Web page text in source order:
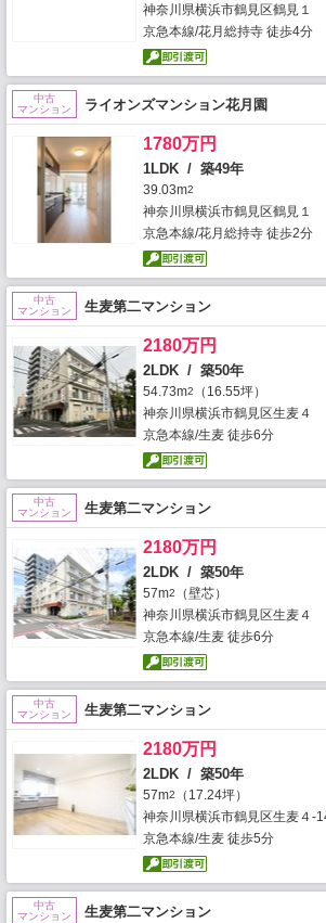
神奈川県横浜市鶴見区鶴見１
京急本線/花月総持寺 徒歩4分
中古
マンション
ライオンズマンション花月園
1780万円
1LDK / 築49年
39.03m2
神奈川県横浜市鶴見区鶴見１
京急本線/花月総持寺 徒歩2分
中古
マンション
生麦第二マンション
2180万円
2LDK / 築50年
54.73m2
（16.55坪）
神奈川県横浜市鶴見区生麦４
京急本線/生麦 徒歩6分
中古
マンション
生麦第二マンション
2180万円
2LDK / 築50年
57m2
（壁芯）
神奈川県横浜市鶴見区生麦４
京急本線/生麦 徒歩6分
中古
マンション
生麦第二マンション
2180万円
2LDK / 築50年
57m2
（17.24坪）
神奈川県横浜市鶴見区生麦４-
京急本線/生麦 徒歩5分
中古
マンション
生麦第二マンション